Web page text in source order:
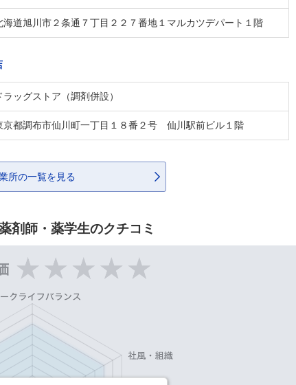
海道旭川市２条通７丁目２２７番地１マルカツデパート１階
ラッグストア（調剤併設）
京都調布市仙川町一丁目１８番２号 仙川駅前ビル１階
所の一覧を見る
剤師・薬学生のクチコミ